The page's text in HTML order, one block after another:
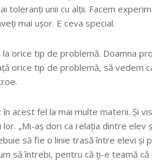
toleranți unii cu alții. Facem
mai ușor. E ceva special.
orice tip de problemă. Doamna
orice tip de problemă, să vedem
acest fel la mai multe materii. Și
„Mi-aș dori ca relația dintre
să fie o linie trasă între elevi
să întrebi, pentru că ți-e teamă